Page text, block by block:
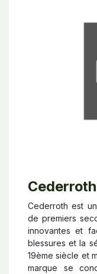
Cederroth
Cederroth est
de premiers
innovantes et
blessures et la
19ème siècle et
marque se